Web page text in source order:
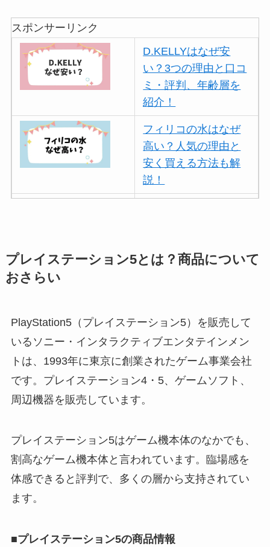
スポンサーリンク
D.KELLYはなぜ安
い？3つの理由と口コ
ミ・評判、年齢層を
紹介！
フィリコの水はなぜ
高い？人気の理由と
安く買える方法も解
説！
を紹介！
気？安く買う方法も
解説！
THE STEM CELL フ
ェイスマスクが安い
想夫恋はなぜ高い？
人気の理由と安く買
パリはなぜ高い？な
プレイステーション5とは？商品について
おさらい
PlayStation5（プレイステーション5）を販売して
いるソニー・インタラクティブエンタテインメン
トは、1993年に東京に創業されたゲーム事業会社
です。プレイステーション4・5、ゲームソフト、
周辺機器を販売しています。
プレイステーション5はゲーム機本体のなかでも、
割高なゲーム機本体と言われています。臨場感を
体感できると評判で、多くの層から支持されてい
ます。
■プレイステーション5の商品情報